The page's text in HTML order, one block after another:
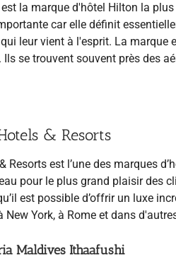
la marque d'hôtel Hilton la
car elle définit
leur vient à l'esprit. La
se trouvent souvent près des
& Resorts
Resorts est l’une des marques
pour le plus grand plaisir des
est possible d’offrir un luxe
New York, à Rome et dans
Maldives Ithaafushi